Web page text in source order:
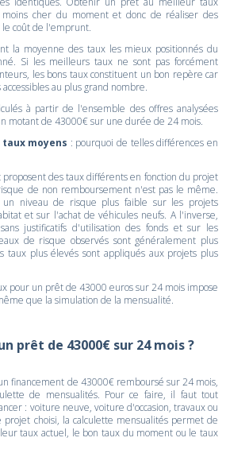
cher du moment et donc de réaliser des
le coût de l'emprunt.
la moyenne des taux les mieux positionnés du
Si les meilleurs taux ne sont pas forcément
les bons taux constituent un bon repère car
au plus grand nombre.
à partir de l'ensemble des offres analysées
motant de 43000€ sur une durée de 24 mois.
moyens : pourquoi de telles différences en
des taux différents en fonction du projet
de non remboursement n'est pas le même.
un niveau de risque plus faible sur les projets
et sur l'achat de véhicules neufs. A l'inverse,
justificatifs d'utilisation des fonds et sur les
de risque observés sont généralement plus
taux plus élevés sont appliqués aux projets plus
pour un prêt de 43000 euros sur 24 mois impose
que la simulation de la mensualité.
prêt de 43000€ sur 24 mois ?
financement de 43000€ remboursé sur 24 mois,
de mensualités. Pour ce faire, il faut tout
: voiture neuve, voiture d'occasion, travaux ou
choisi, la calculette mensualités permet de
taux actuel, le bon taux du moment ou le taux